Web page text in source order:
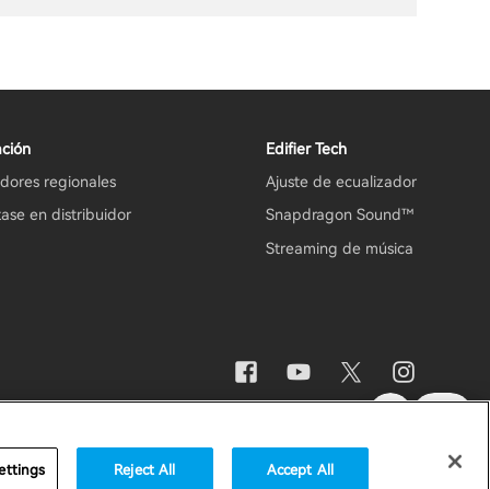
regionales
en distribuidor
Edifier Tech
Ajuste de ecualizador
Snapdragon Sound™
Streaming de música
Aviso importante España / Español
Reject All Accept All